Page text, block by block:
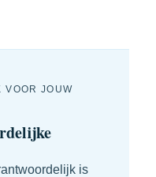
VOOR JOUW
is